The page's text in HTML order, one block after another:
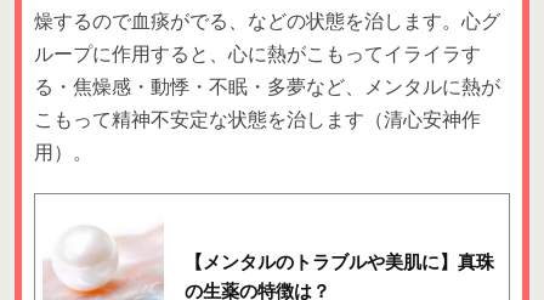
燥するので血痰がでる、などの状態を治します。心グ
ループに作用すると、心に熱がこもってイライラす
る・焦燥感・動悸・不眠・多夢など、メンタルに熱が
こもって精神不安定な状態を治します（清心安神作
用）。
【メンタルのトラブルや美肌に】真珠
の生薬の特徴は？